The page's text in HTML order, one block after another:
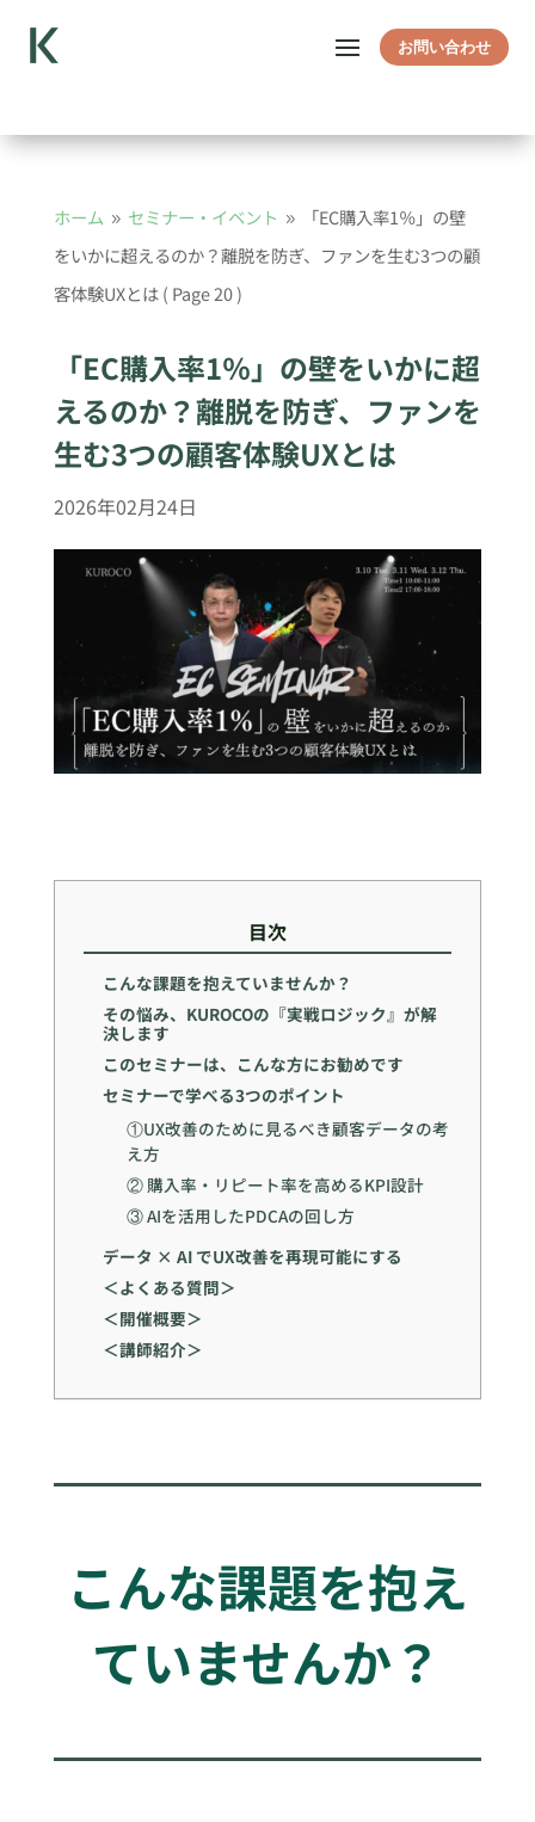
お問い合わせ
ホーム 9 セミナー・イベント 9
「EC購入率1％」の壁
をいかに超えるのか？離脱を防ぎ、ファンを生む3つの顧
客体験UXとは( Page 20 )
「EC購入率1％」の壁をいかに超
えるのか？離脱を防ぎ、ファンを
生む3つの顧客体験UXとは
2026年02月24日
目次
こんな課題を抱えていませんか？
その悩み、KUROCOの『実戦ロジック』が解
決します
このセミナーは、こんな方にお勧めです
セミナーで学べる3つのポイント
①UX改善のために見るべき顧客データの考
え方
② 購入率・リピート率を高めるKPI設計
③ AIを活用したPDCAの回し方
データ × AI でUX改善を再現可能にする
＜よくある質問＞
＜開催概要＞
＜講師紹介＞
こんな課題を抱え
ていませんか？